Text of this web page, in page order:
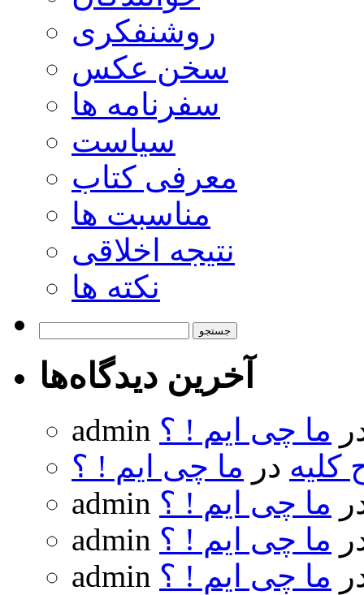
روشنفکری
سخن عکس
سفرنامه ها
سیاست
معرفی کتاب
مناسبت ها
نتیجه اخلاقی
نکته ها
آخرین دیدگاه‌ها
admin ما چی ایم ! ؟
کلیه در ما چی ایم ! ؟
admin ما چی ایم ! ؟
admin ما چی ایم ! ؟
admin ما چی ایم ! ؟